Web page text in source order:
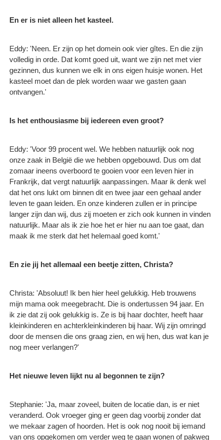
En er is niet alleen het kasteel.
Eddy: 'Neen. Er zijn op het domein ook vier gîtes. En die zijn
volledig in orde. Dat komt goed uit, want we zijn net met vier
gezinnen, dus kunnen we elk in ons eigen huisje wonen. Het
kasteel moet dan de plek worden waar we gasten gaan
ontvangen.'
Is het enthousiasme bij iedereen even groot?
Eddy: 'Voor 99 procent wel. We hebben natuurlijk ook nog
onze zaak in België die we hebben opgebouwd. Dus om dat
zomaar ineens overboord te gooien voor een leven hier in
Frankrijk, dat vergt natuurlijk aanpassingen. Maar ik denk wel
dat het ons lukt om binnen dit en twee jaar een gehaal ander
leven te gaan leiden. En onze kinderen zullen er in principe
langer zijn dan wij, dus zij moeten er zich ook kunnen in vinden
natuurlijk. Maar als ik zie hoe het er hier nu aan toe gaat, dan
maak ik me sterk dat het helemaal goed komt.'
En zie jij het allemaal een beetje zitten, Christa?
Christa: 'Absoluut! Ik ben hier heel gelukkig. Heb trouwens
mijn mama ook meegebracht. Die is ondertussen 94 jaar. En
ik zie dat zij ook gelukkig is. Ze is bij haar dochter, heeft haar
kleinkinderen en achterkleinkinderen bij haar. Wij zijn omringd
door de mensen die ons graag zien, en wij hen, dus wat kan je
nog meer verlangen?'
Het nieuwe leven lijkt nu al begonnen te zijn?
Stephanie: 'Ja, maar zoveel, buiten de locatie dan, is er niet
veranderd. Ook vroeger ging er geen dag voorbij zonder dat
we mekaar zagen of hoorden. Het is ook nog nooit bij iemand
van ons opgekomen om verder weg te gaan wonen of pakweg